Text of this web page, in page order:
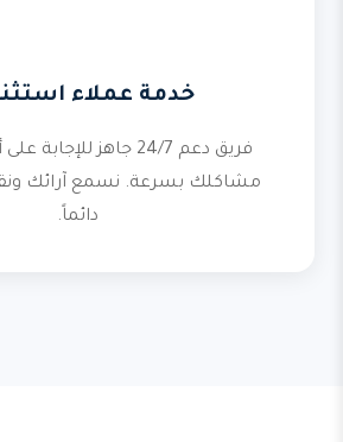
خدمة عملاء
فريق دعم 24/7 جاهز
مشاكلك بسرعة. نسمع آرائك
دائماً.